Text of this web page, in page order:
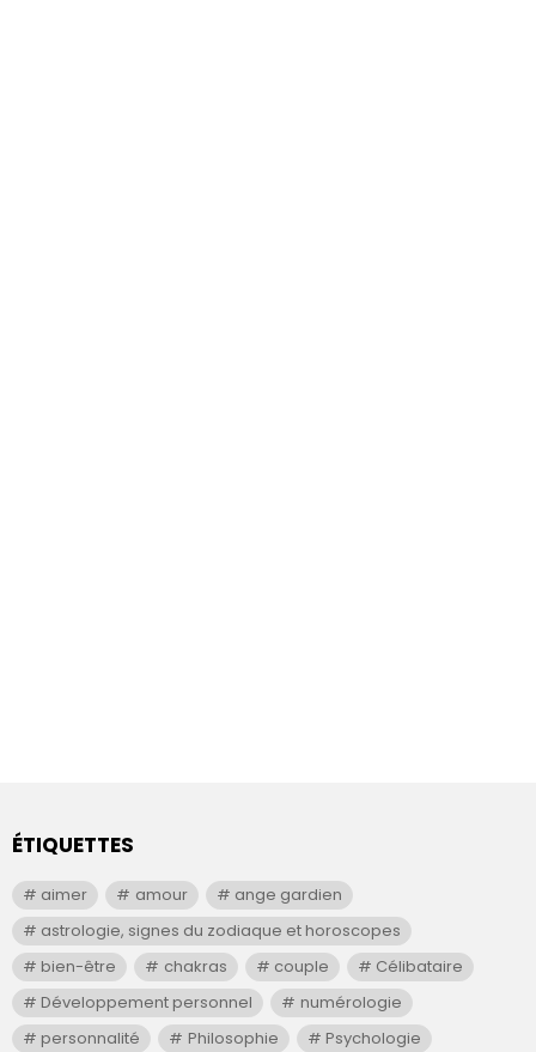
ÉTIQUETTES
aimer amour
ange gardien
astrologie, signes du zodiaque et horoscopes
bien-être
chakras couple
Célibataire
Développement personnel
numérologie
personnalité
Philosophie Psychologie